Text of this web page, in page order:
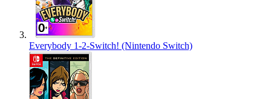
Everybody 1-2-Switch! (Nintendo Switch)